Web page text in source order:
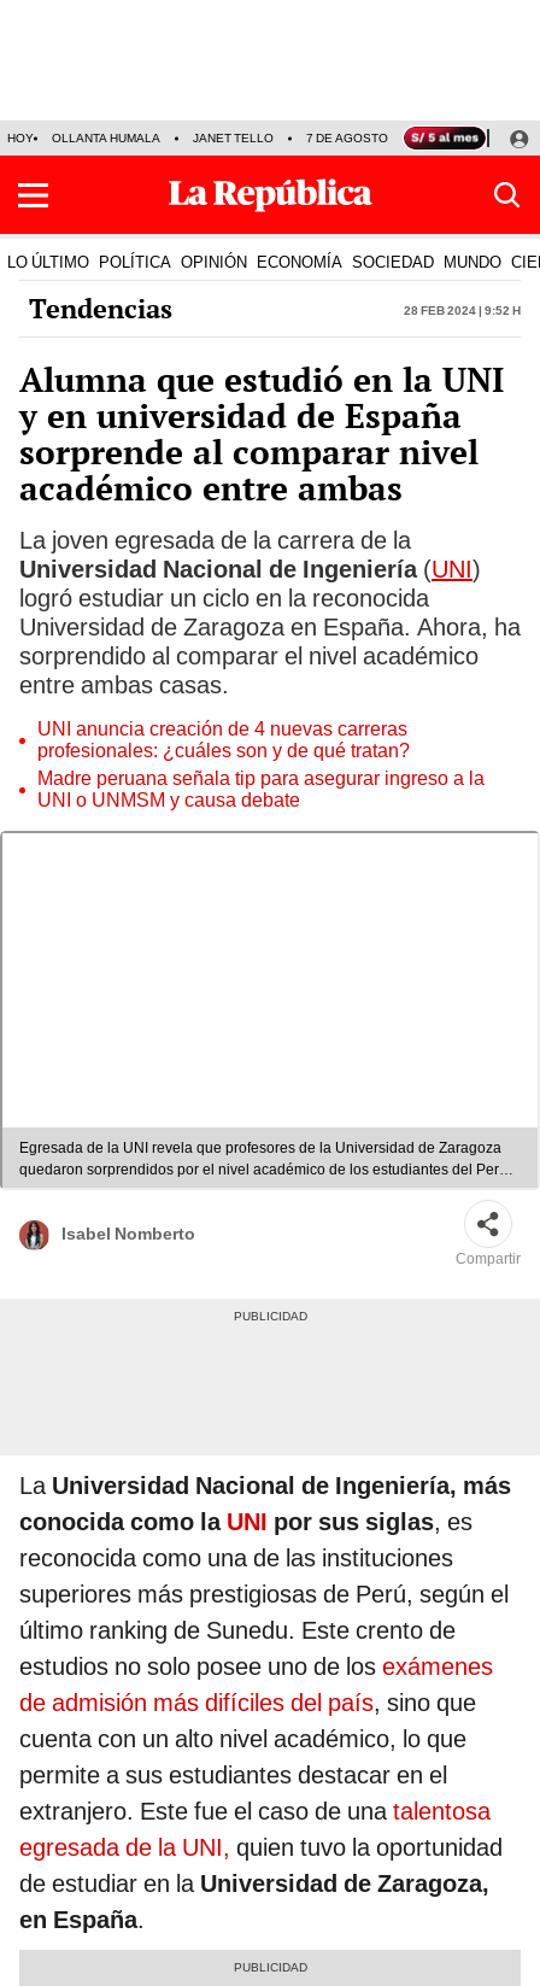
HOY OLLANTA HUMALA JANET TELLO 7 DE AGOSTO TINKA RESULTADOS
LO ÚLTIMO POLÍTICA OPINIÓN ECONOMÍA SOCIEDAD MUNDO
Tendencias 28 Feb 2024 | 9:52 h
Alumna que estudió en la UNI
y en universidad de España
sorprende al comparar nivel
académico entre ambas
La joven egresada de la carrera de la
Universidad Nacional de Ingeniería(UNI)
logró estudiar un ciclo en la reconocida
Universidad de Zaragoza en España. Ahora, ha
sorprendido al comparar el nivel académico
entre ambas casas.
UNI anuncia creación de 4 nuevas carreras
profesionales: ¿cuáles son y de qué tratan?
Madre peruana señala tip para asegurar ingreso a la
UNI o UNMSM y causa debate
Egresada de la UNI revela que profesores de la Universidad de Zaragoza
quedaron sorprendidos por el nivel académico de los estudiantes del Perú.
Foto: composición LR/captura YouTube/Enrro24/UNI
Isabel Nomberto
Compartir
La Universidad Nacional de Ingeniería, más
conocida como la UNI por sus siglas, es
reconocida como una de las instituciones
superiores más prestigiosas de Perú, según el
último ranking de Sunedu. Este crento de
estudios no solo posee uno de los exámenes
de admisión más difíciles del país, sino que
cuenta con un alto nivel académico, lo que
permite a sus estudiantes destacar en el
extranjero. Este fue el caso de unatalentosa
egresada de la UNI, quien tuvo la oportunidad
de estudiar en la Universidad de Zaragoza,
en España.